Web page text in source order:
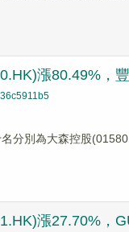
漲80.49%，
分別為大森控股
漲27.70%，